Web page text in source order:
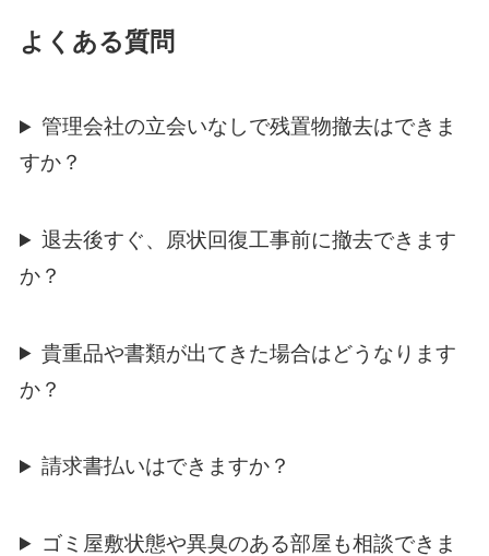
よくある質問
管理会社の立会いなしで残置物撤去はできま
すか？
退去後すぐ、原状回復工事前に撤去できます
か？
貴重品や書類が出てきた場合はどうなります
か？
請求書払いはできますか？
ゴミ屋敷状態や異臭のある部屋も相談できま